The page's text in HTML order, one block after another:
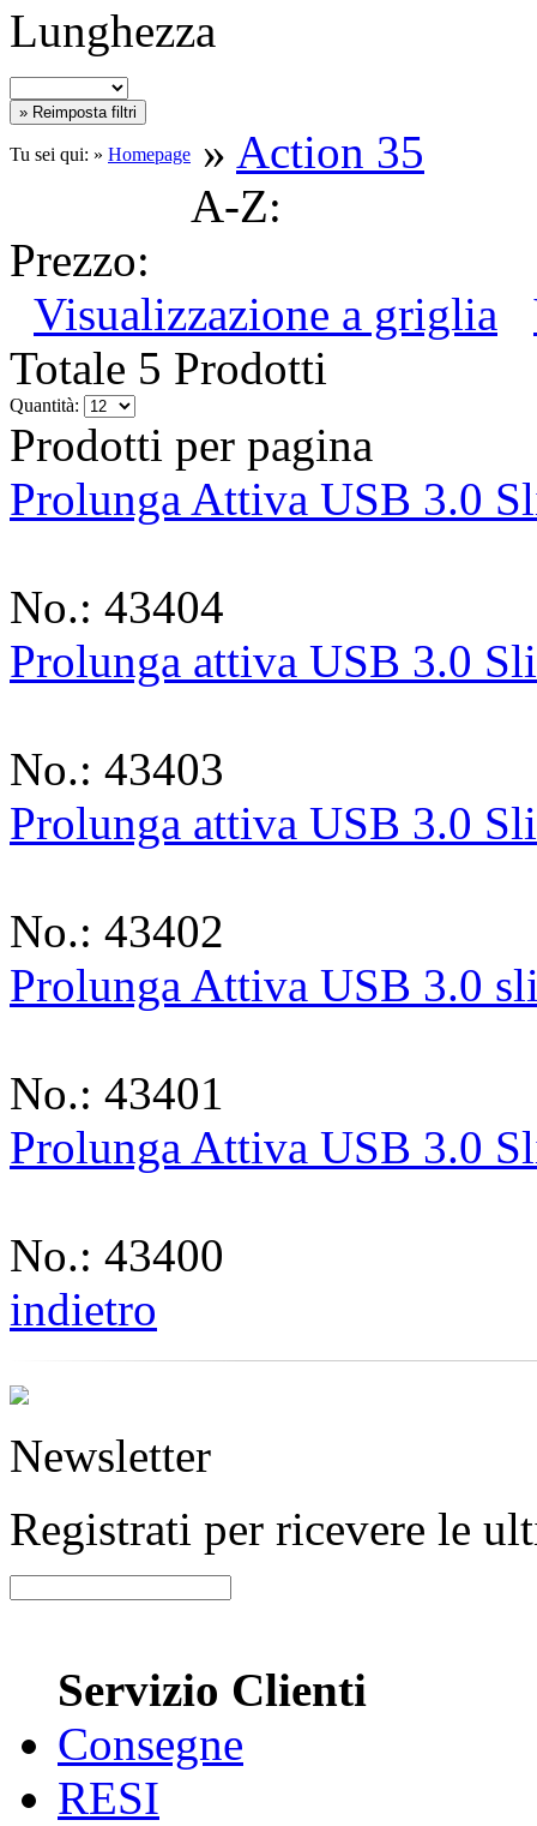
Lunghezza
Tu sei qui: » Homepage » Action 35
A-Z:
Prezzo:
Visualizzazione a griglia
Totale 5 Prodotti
Quantità:
Prodotti per pagina
Prolunga Attiva USB 3.0
No.: 43404
Prolunga attiva USB 3.0
No.: 43403
Prolunga attiva USB 3.0
No.: 43402
Prolunga Attiva USB 3.0
No.: 43401
Prolunga Attiva USB 3.0
No.: 43400
indietro
Newsletter
Registrati per ricevere le
Servizio Clienti
Consegne
RESI